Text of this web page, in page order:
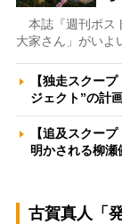
本誌『週刊ポス
大家さん」がいよ
【独走スクー
ジェクト”の計
【追及スクー
明かされる柳
古賀真人「